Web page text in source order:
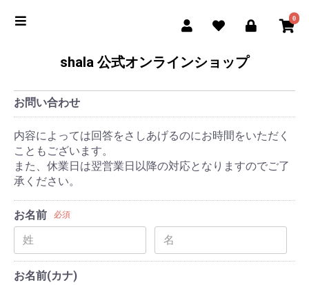
0
shala 公式オンラインショップ
お問い合わせ
内容によっては回答をさしあげるのにお時間をいただく
こともございます。
また、休業日は翌営業日以降の対応となりますのでご了
承ください。
お名前 必須
お名前(カナ)